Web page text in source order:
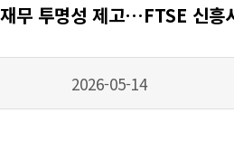
무 투명성 제고…FTSE 신흥
2026-05-14